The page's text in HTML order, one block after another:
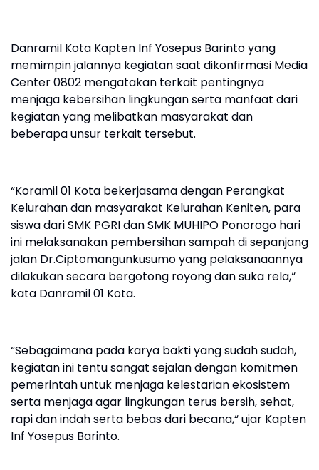
Danramil Kota Kapten Inf Yosepus Barinto yang
memimpin jalannya kegiatan saat dikonfirmasi Media
Center 0802 mengatakan terkait pentingnya
menjaga kebersihan lingkungan serta manfaat dari
kegiatan yang melibatkan masyarakat dan
beberapa unsur terkait tersebut.
“Koramil 01 Kota bekerjasama dengan Perangkat
Kelurahan dan masyarakat Kelurahan Keniten, para
siswa dari SMK PGRI dan SMK MUHIPO Ponorogo hari
ini melaksanakan pembersihan sampah di sepanjang
jalan Dr.Ciptomangunkusumo yang pelaksanaannya
dilakukan secara bergotong royong dan suka rela,“
kata Danramil 01 Kota.
“Sebagaimana pada karya bakti yang sudah sudah,
kegiatan ini tentu sangat sejalan dengan komitmen
pemerintah untuk menjaga kelestarian ekosistem
serta menjaga agar lingkungan terus bersih, sehat,
rapi dan indah serta bebas dari becana,“ ujar Kapten
Inf Yosepus Barinto.